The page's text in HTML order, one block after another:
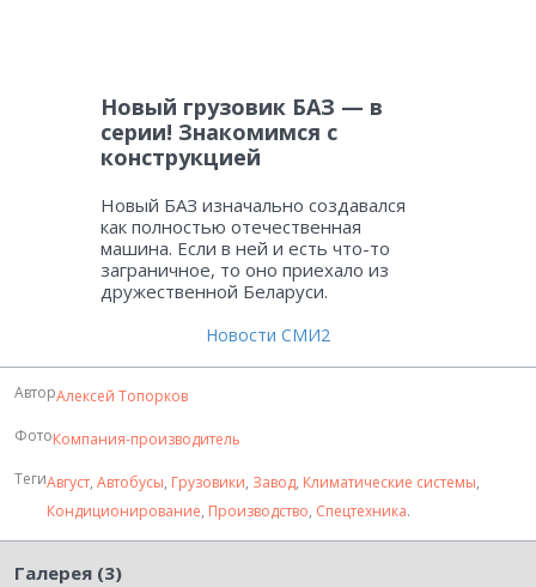
Новый грузовик БАЗ — в
серии! Знакомимся с
конструкцией
Новый БАЗ изначально создавался
как полностью отечественная
машина. Если в ней и есть что-то
заграничное, то оно приехало из
дружественной Беларуси.
Новости СМИ2
АвторАлексей Топорков
ФотоКомпания-производитель
ТегиАвгуст, Автобусы, Грузовики, Завод, Климатические системы,
Кондиционирование, Производство, Спецтехника.
Галерея (3)